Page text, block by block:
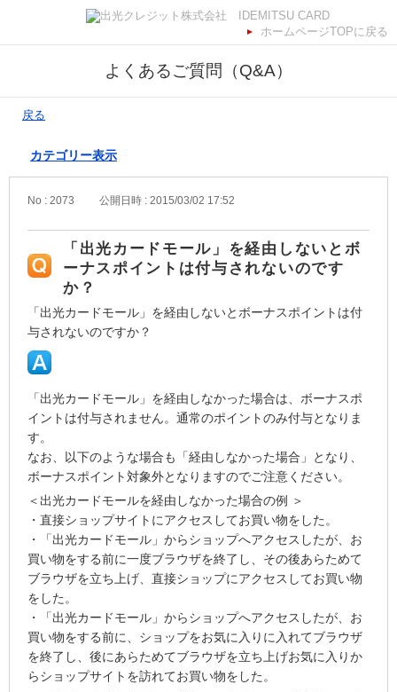
ホームページTOPに戻る
よくあるご質問（Q&A）
戻る
カテゴリー表示
No : 2073 公開日時 : 2015/03/02 17:52
「出光カードモール」を経由しないとボ
ーナスポイントは付与されないのです
か？
「出光カードモール」を経由しないとボーナスポイントは付
与されないのですか？
「出光カードモール」を経由しなかった場合は、ボーナスポ
イントは付与されません。通常のポイントのみ付与となりま
す。
なお、以下のような場合も「経由しなかった場合」となり、
ボーナスポイント対象外となりますのでご注意ください。
＜出光カードモールを経由しなかった場合の例 ＞
・直接ショップサイトにアクセスしてお買い物をした。
・「出光カードモール」からショップへアクセスしたが、お
買い物をする前に一度ブラウザを終了し、その後あらためて
ブラウザを立ち上げ、直接ショップにアクセスしてお買い物
をした。
・「出光カードモール」からショップへアクセスしたが、お
買い物をする前に、ショップをお気に入りに入れてブラウザ
を終了し、後にあらためてブラウザを立ち上げお気に入りか
らショップサイトを訪れてお買い物をした。